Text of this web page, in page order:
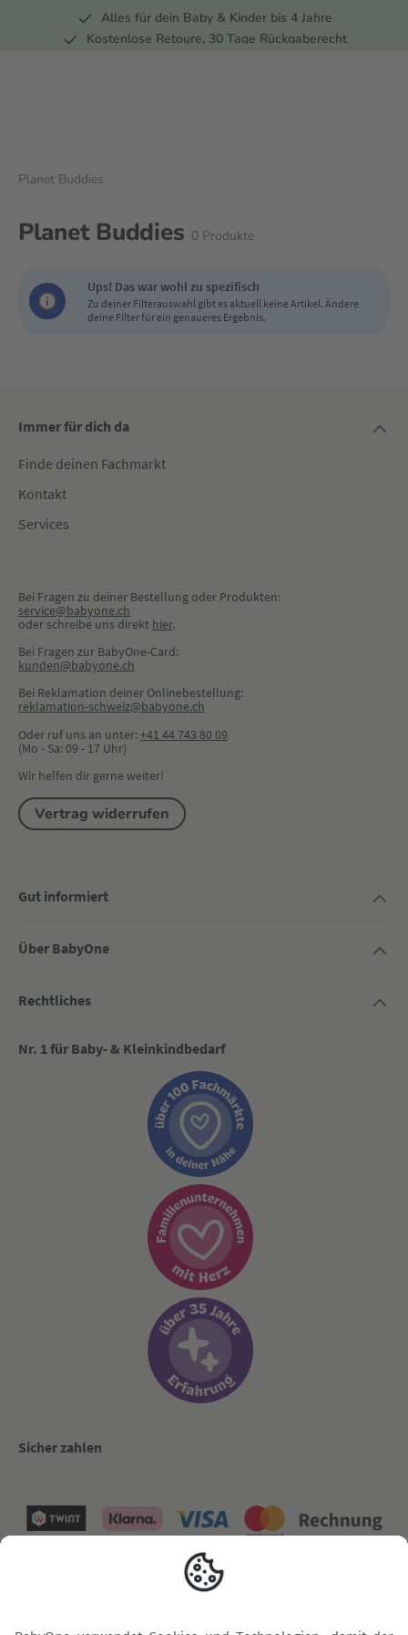
Zur Hauptnavigation springen
Alles für dein Baby & Kinder bis 4 Jahre
Kostenlose Retoure, 30 Tage Rückgaberecht
Planet Buddies
Planet Buddies 0 Produkte
Ups! Das war wohl zu spezifisch
Zu deiner Filterauswahl gibt es aktuell keine Artikel. Ändere
deine Filter für ein genaueres Ergebnis.
Immer für dich da
Finde deinen Fachmarkt
Kontakt
Services
Bei Fragen zu deiner Bestellung oder Produkten:
service@babyone.ch
oder schreibe uns direkt hier.
Bei Fragen zur BabyOne-Card:
kunden@babyone.ch
Bei Reklamation deiner Onlinebestellung:
reklamation-schweiz@babyone.ch
Oder ruf uns an unter:+41 44 743 80 09
(Mo - Sa: 09 - 17 Uhr)
Wir helfen dir gerne weiter!
Vertrag widerrufen
Gut informiert
Über BabyOne
Rechtliches
Nr. 1 für Baby- & Kleinkindbedarf
Sicher zahlen